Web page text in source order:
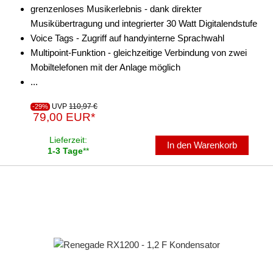
grenzenloses Musikerlebnis - dank direkter
Musikübertragung und integrierter 30 Watt Digitalendstufe
Voice Tags - Zugriff auf handyinterne Sprachwahl
Multipoint-Funktion - gleichzeitige Verbindung von zwei
Mobiltelefonen mit der Anlage möglich
...
-29% UVP 110,97 €
79,00 EUR*
Lieferzeit:
1-3 Tage**
In den Warenkorb